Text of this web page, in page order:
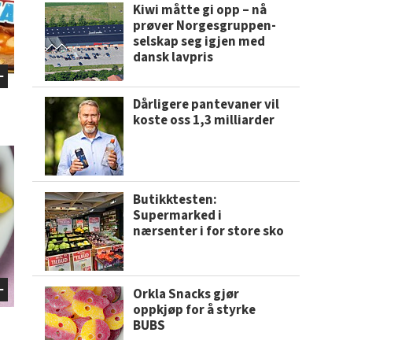
Kiwi måtte gi opp – nå
prøver Norgesgruppen-
selskap seg igjen med
dansk lavpris
Dårligere pantevaner vil
koste oss 1,3 milliarder
Butikktesten:
Supermarked i
nærsenter i for store sko
Orkla Snacks gjør
oppkjøp for å styrke
BUBS